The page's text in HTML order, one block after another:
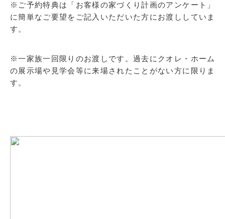
※ご予約特典は「お客様の家づくり計画のアンケート」
に簡単なご要望をご記入いただいた方にお渡ししていま
す。
※一家族一回限りのお渡しです。過去にクオレ・ホーム
の展示場や見学会等に来場されたことがない方に限りま
す。